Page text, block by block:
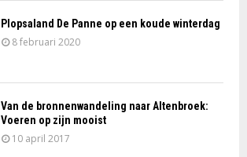
Plopsaland De Panne op een koude winterdag
8 februari 2020
Van de bronnenwandeling naar Altenbroek:
Voeren op zijn mooist
10 april 2017